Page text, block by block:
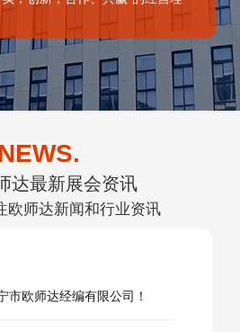
达最新展会资讯
欧师达新闻和行业资讯
市欧师达经编有限公司！